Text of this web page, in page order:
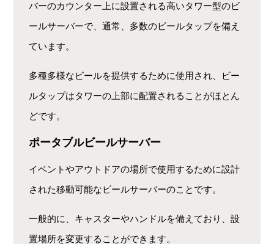
バーのカウンター上に設置される高いタワー型のビ
ールサーバーで、通常、多数のビールタップを備え
ています。
多種多様なビールを提供するために使用され、ビー
ルタップはタワーの上部に配置されることがほとん
どです。
ポータブルビールサーバー
イベントやアウトドアの場所で使用するために設計
された移動可能なビールサーバーのことです。
一般的に、キャスターやハンドルを備えており、設
置場所を変更することができます。